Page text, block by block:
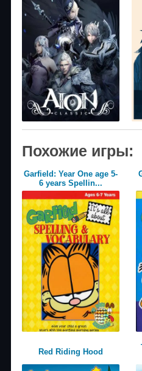
Похожие игры:
Garfield: Year One age 5-
6 years Spellin...
Red Riding Hood